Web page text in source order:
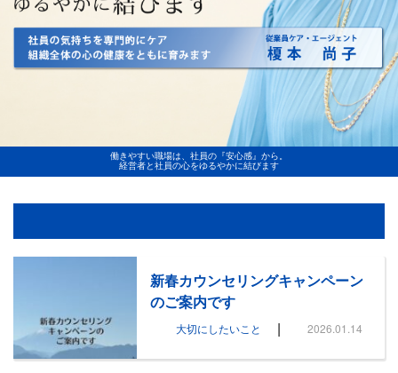
働きやすい職場は、社員の『安心感』から。
経営者と社員の心をゆるやかに結びます
新春カウンセリングキャンペーン
のご案内です
大切にしたいこと | 2026.01.14